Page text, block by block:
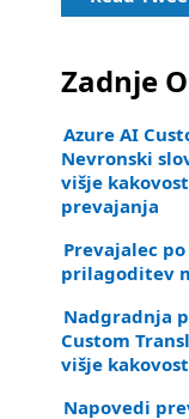
Zadnje
Azure AI
Nevronski
višje
prevajanja
Prevajalec
prilagoditev
Nadgradnja
Custom
višje
Napovedi